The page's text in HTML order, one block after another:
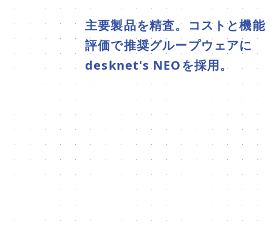
主要製品を精査。コストと機能
評価で推奨グループウェアに
desknet's NEOを採用。